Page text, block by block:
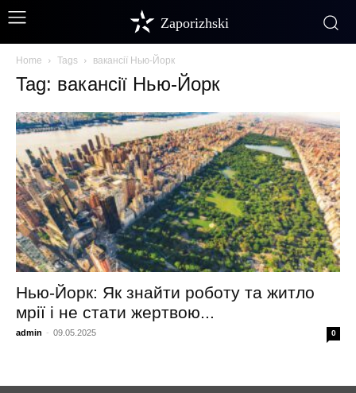
Zaporizhski
Home Tags вакансії Нью-Йорк
Tag: вакансії Нью-Йорк
Нью-Йорк: Як знайти роботу та житло
мрії і не стати жертвою...
admin - 09.05.2025 0